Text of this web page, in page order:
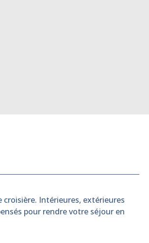
Intérieures, extérieures
pour rendre votre séjour en